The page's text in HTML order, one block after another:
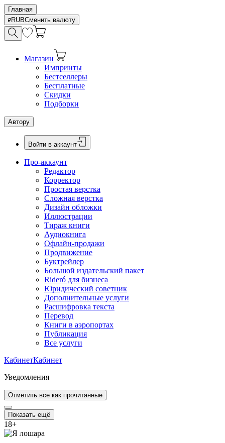
Главная
RUBСменить валюту
Магазин
Импринты
Бестселлеры
Бесплатные
Скидки
Подборки
Автору
Войти в аккаунт
Про-аккаунт
Редактор
Корректор
Простая верстка
Сложная верстка
Дизайн обложки
Иллюстрации
Тираж книги
Аудиокнига
Офлайн-продажи
Продвижение
Буктрейлер
Большой издательский пакет
Rideró для бизнеса
Юридический советник
Дополнительные услуги
Расшифровка текста
Перевод
Книги в аэропортах
Публикация
Все услуги
КабинетКабинет
Уведомления
Отметить все как прочитанные
Показать ещё
18+